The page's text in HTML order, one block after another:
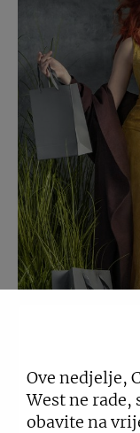
NE
16.06.2026
Ove nedjelje,
West ne rade,
obavite na